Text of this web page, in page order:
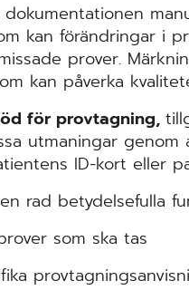
kan ­förändringar i
­prover.
kan ­påverka
för provtagning,
­utmaningar genom
ID-kort eller
rad betydelsefulla
som ska tas